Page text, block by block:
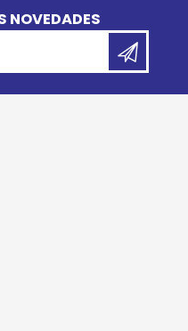
NOVEDADES